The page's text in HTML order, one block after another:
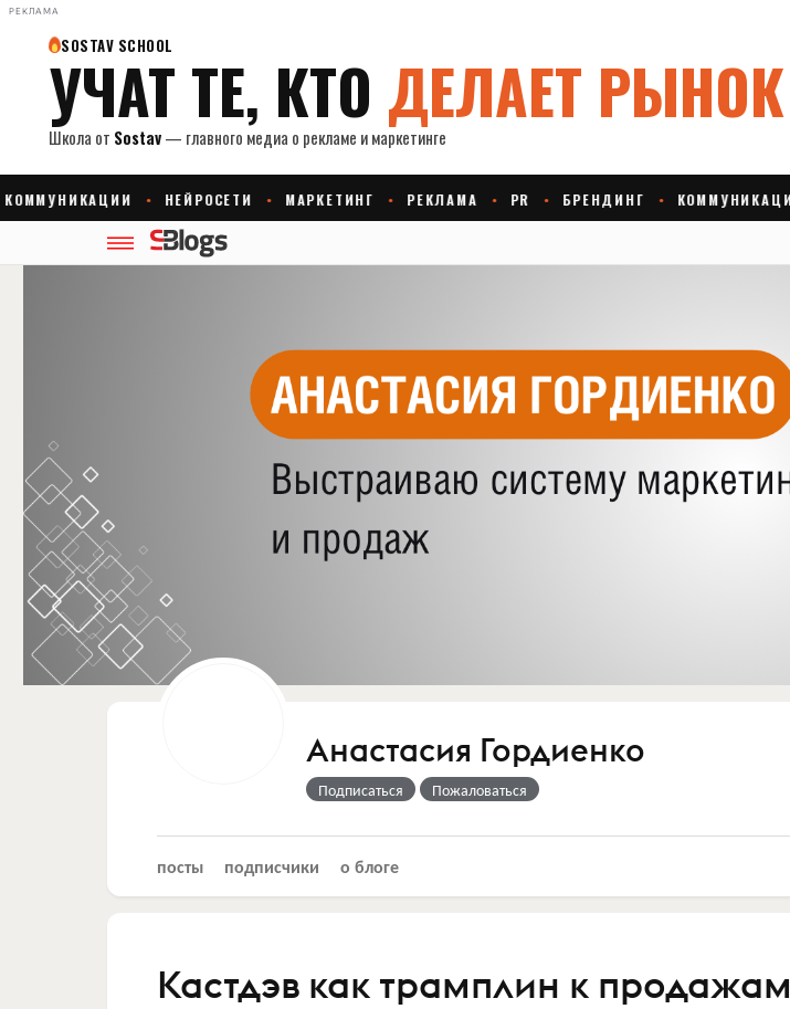
РЕКЛАМА
Анастасия Гордиенко
Подписаться Пожаловаться
посты подписчики о блоге
Кастдэв как трамплин к продажам